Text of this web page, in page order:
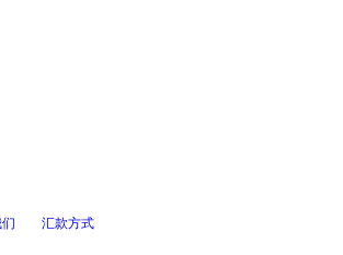
汇款方式